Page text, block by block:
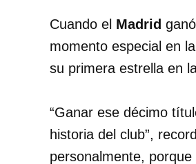
Cuando el Madrid
momento especial en
su primera estrella en
“Ganar ese décimo
historia del club”,
personalmente,